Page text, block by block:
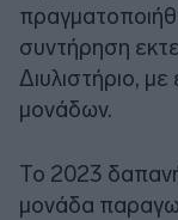
συντήρηση
Διυλιστήριο,
μονάδων.
Το 2023
μονάδα